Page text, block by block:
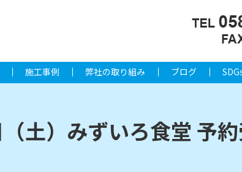
施工事例 弊社の取り組み ブログ
土）みずいろ食堂 予